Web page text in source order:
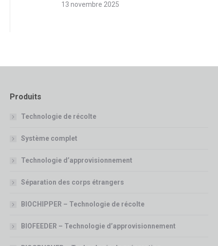
13 novembre 2025
Produits
Technologie de récolte
Système complet
Technologie d’approvisionnement
Séparation des corps étrangers
BIOCHIPPER – Technologie de récolte
BIOFEEDER – Technologie d’approvisionnement